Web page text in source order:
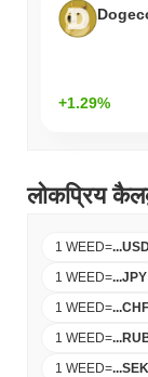
+1.29%
लोकप्रिय
1 WEED=...
1 WEED=...JPY
1 WEED=...CHF
1 WEED=...
1 WEED=...SEK